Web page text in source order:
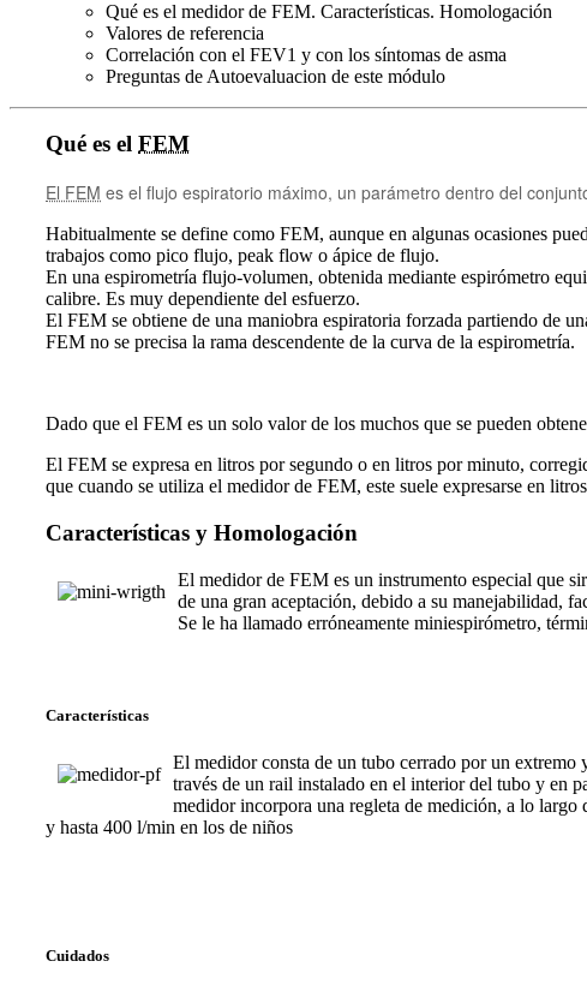
Qué es el medidor de FEM. Características. Homologación
Valores de referencia
Correlación con el FEV1 y con los síntomas de asma
Preguntas de Autoevaluacion de este módulo
Qué es el FEM
El FEM es el flujo espiratorio máximo, un parámetro dentro del
Habitualmente se define como FEM, aunque en algunas ocasiones
trabajos como pico flujo, peak flow o ápice de flujo.
En una espirometría flujo-volumen, obtenida mediante espirómetro
calibre. Es muy dependiente del esfuerzo.
El FEM se obtiene de una maniobra espiratoria forzada partiendo de
FEM no se precisa la rama descendente de la curva de la espirometría.
Dado que el FEM es un solo valor de los muchos que se pueden
El FEM se expresa en litros por segundo o en litros por minuto,
que cuando se utiliza el medidor de FEM, este suele expresarse en
Características y Homologación
El medidor de FEM es un instrumento especial que
de una gran aceptación, debido a su manejabilidad,
Se le ha llamado erróneamente miniespirómetro,
Características
El medidor consta de un tubo cerrado por un extremo
través de un rail instalado en el interior del tubo y en
medidor incorpora una regleta de medición, a lo
y hasta 400 l/min en los de niños
Cuidados